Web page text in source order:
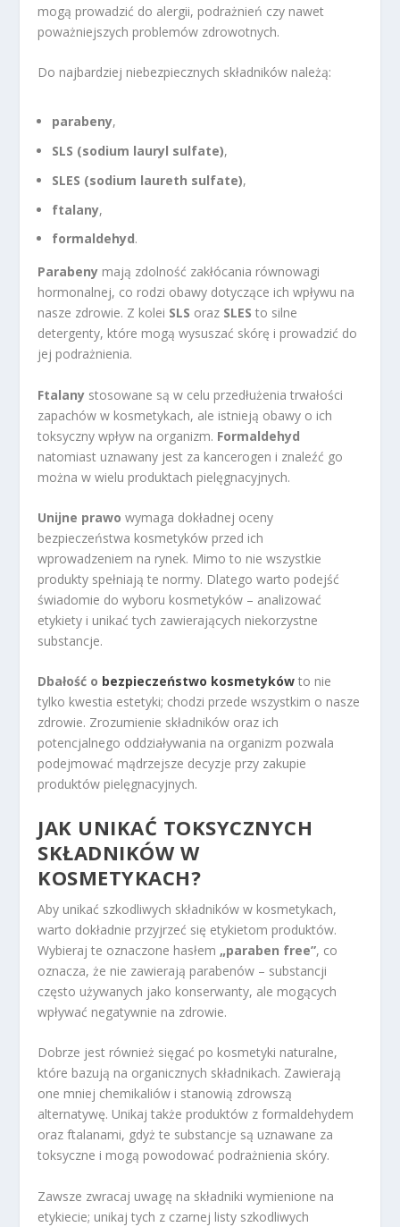
mogą prowadzić do alergii, podrażnień czy nawet
poważniejszych problemów zdrowotnych.
Do najbardziej niebezpiecznych składników należą:
parabeny,
SLS (sodium lauryl sulfate),
SLES (sodium laureth sulfate),
ftalany,
formaldehyd.
Parabeny mają zdolność zakłócania równowagi
hormonalnej, co rodzi obawy dotyczące ich wpływu na
nasze zdrowie. Z kolei SLS oraz SLES to silne
detergenty, które mogą wysuszać skórę i prowadzić do
jej podrażnienia.
Ftalany stosowane są w celu przedłużenia trwałości
zapachów w kosmetykach, ale istnieją obawy o ich
toksyczny wpływ na organizm. Formaldehyd
natomiast uznawany jest za kancerogen i znaleźć go
można w wielu produktach pielęgnacyjnych.
Unijne prawo wymaga dokładnej oceny
bezpieczeństwa kosmetyków przed ich
wprowadzeniem na rynek. Mimo to nie wszystkie
produkty spełniają te normy. Dlatego warto podejść
świadomie do wyboru kosmetyków – analizować
etykiety i unikać tych zawierających niekorzystne
substancje.
Dbałość o bezpieczeństwo kosmetyków to nie
tylko kwestia estetyki; chodzi przede wszystkim o nasze
zdrowie. Zrozumienie składników oraz ich
potencjalnego oddziaływania na organizm pozwala
podejmować mądrzejsze decyzje przy zakupie
produktów pielęgnacyjnych.
JAK UNIKAĆ TOKSYCZNYCH
SKŁADNIKÓW W
KOSMETYKACH?
Aby unikać szkodliwych składników w kosmetykach,
warto dokładnie przyjrzeć się etykietom produktów.
Wybieraj te oznaczone hasłem „paraben free”, co
oznacza, że nie zawierają parabenów – substancji
często używanych jako konserwanty, ale mogących
wpływać negatywnie na zdrowie.
Dobrze jest również sięgać po kosmetyki naturalne,
które bazują na organicznych składnikach. Zawierają
one mniej chemikaliów i stanowią zdrowszą
alternatywę. Unikaj także produktów z formaldehydem
oraz ftalanami, gdyż te substancje są uznawane za
toksyczne i mogą powodować podrażnienia skóry.
Zawsze zwracaj uwagę na składniki wymienione na
etykiecie; unikaj tych z czarnej listy szkodliwych